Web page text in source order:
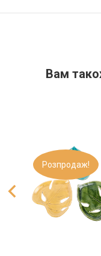
Вам
Розпродаж!